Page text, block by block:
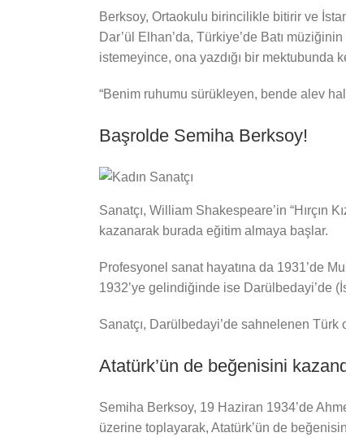
Berksoy, Ortaokulu birincilikle bitirir ve
Dar’ül Elhan’da, Türkiye’de Batı
istemeyince, ona yazdığı bir mektubunda
“Benim ruhumu sürükleyen, bende alev
Başrolde Semiha Berksoy!
Sanatçı, William Shakespeare’in “Hırçın
kazanarak burada eğitim almaya başlar.
Profesyonel sanat hayatına da 1931’de
1932’ye gelindiğinde ise Darülbedayi’de
Sanatçı, Darülbedayi’de sahnelenen
Atatürk’ün de beğenisini
Semiha Berksoy, 19 Haziran 1934’de
üzerine toplayarak, Atatürk’ün de